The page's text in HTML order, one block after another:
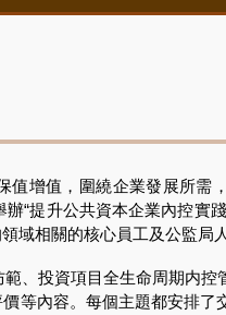
增值，圍繞企業發展所需
“提升公共資本企業內控實
域相關的核心員工及公監局
、投資項目全生命周期内控
等內容。每個主題都安排了